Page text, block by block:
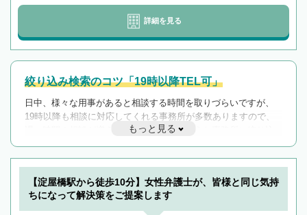
詳細を見る
絞り込み検索のコツ「19時以降TEL可」
日中、様々な用事があると相談する時間を取りづらいですが、
19時以降も相談に対応してくれる事務所が多数ありますので、
遅い時間の相談が増えそうな場合はそのような事務所に絞り込
んで検索してみましょう。
19時以降TEL可の条件
を加えて再検索
もっと見る
【淀屋橋駅から徒歩10分】女性弁護士が、皆様と同じ気持
ちになって解決策をご提案します